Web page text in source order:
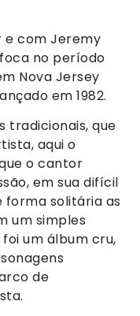
e com Jeremy
no período
Nova Jersey
em 1982.
tradicionais, que
aqui o
o cantor
em sua difícil
forma solitária as
um simples
um álbum cru,
de